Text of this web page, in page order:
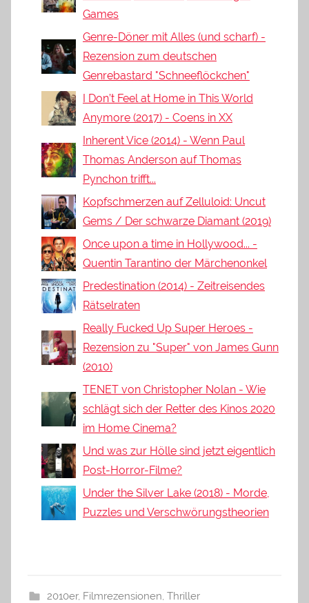
Games
Genre-Döner mit Alles (und scharf) -
Rezension zum deutschen
Genrebastard "Schneeflöckchen"
I Don’t Feel at Home in This World
Anymore (2017) - Coens in XX
Inherent Vice (2014) - Wenn Paul
Thomas Anderson auf Thomas
Pynchon trifft...
Kopfschmerzen auf Zelluloid: Uncut
Gems / Der schwarze Diamant (2019)
Once upon a time in Hollywood... -
Quentin Tarantino der Märchenonkel
Predestination (2014) - Zeitreisendes
Rätselraten
Really Fucked Up Super Heroes -
Rezension zu "Super" von James Gunn
(2010)
TENET von Christopher Nolan - Wie
schlägt sich der Retter des Kinos 2020
im Home Cinema?
Und was zur Hölle sind jetzt eigentlich
Post-Horror-Filme?
Under the Silver Lake (2018) - Morde,
Puzzles und Verschwörungstheorien
2010er, Filmrezensionen Thriller